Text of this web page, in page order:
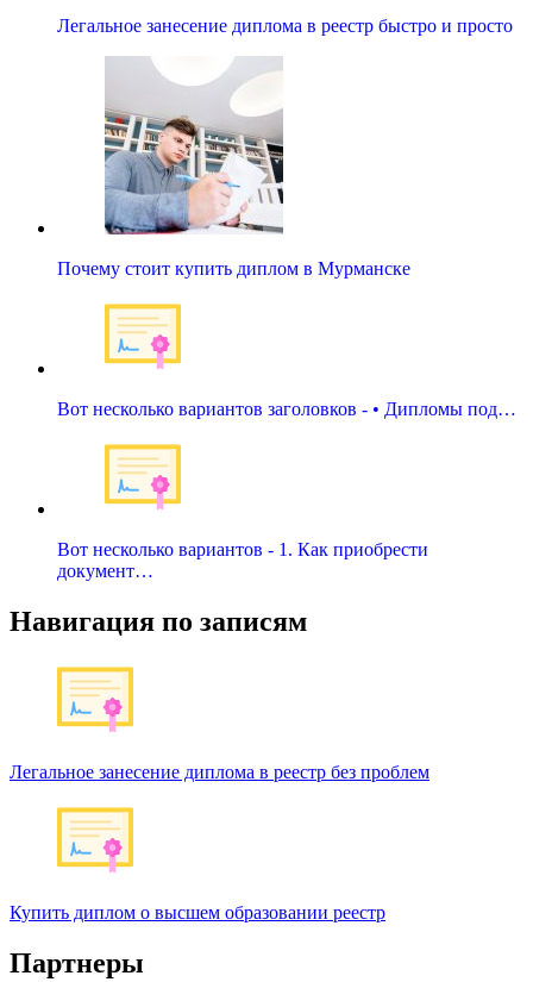
Легальное занесение диплома в реестр быстро и просто
Почему стоит купить диплом в Мурманске
Вот несколько вариантов заголовков - • Дипломы под…
Вот несколько вариантов - 1. Как приобрести
документ…
Навигация по записям
Легальное занесение диплома в реестр без проблем
Купить диплом о высшем образовании реестр
Партнеры